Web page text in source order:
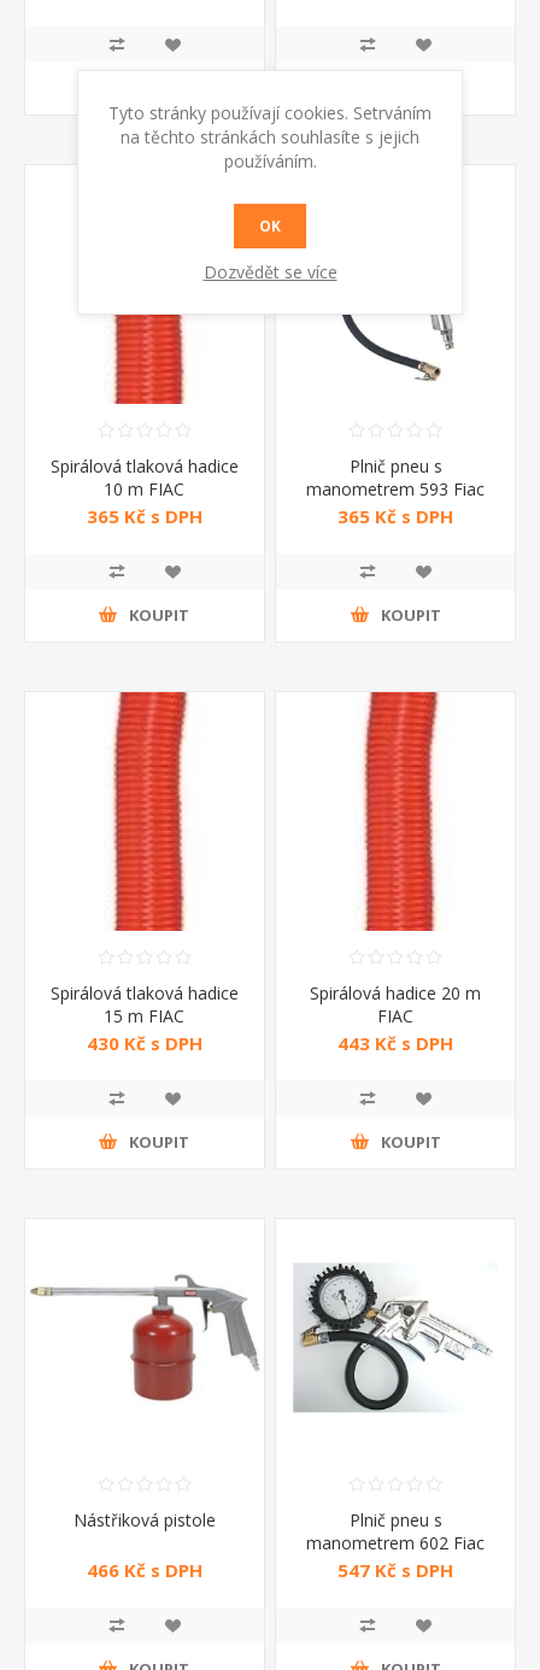
Spirálová tlaková hadice
10 m FIAC
365 Kč s DPH
KOUPIT
Plnič pneu s
manometrem 593 Fiac
365 Kč s DPH
KOUPIT
Spirálová tlaková hadice
15 m FIAC
430 Kč s DPH
KOUPIT
Spirálová hadice 20 m
FIAC
443 Kč s DPH
KOUPIT
Nástřiková pistole
466 Kč s DPH
Plnič pneu s
manometrem 602 Fiac
547 Kč s DPH
Tyto stránky používají cookies. Setrváním
na těchto stránkách souhlasíte s jejich
používáním.
OK
Dozvědět se více